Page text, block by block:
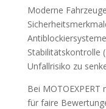
Moderne
Stabilitätskontrolle
Unfallrisiko zu
Bei
für faire